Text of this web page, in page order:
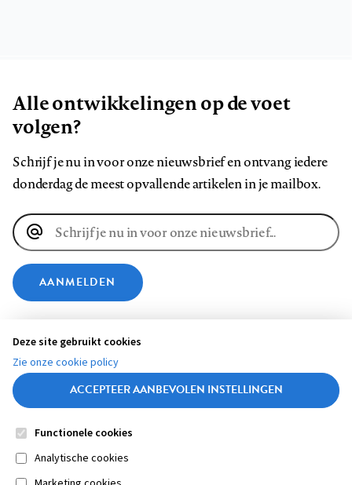
Alle ontwikkelingen op de voet
volgen?
Schrijf je nu in voor onze nieuwsbrief en ontvang iedere
donderdag de meest opvallende artikelen in je mailbox.
E-
mailadres
AANMELDEN
VOLG ONS OP
ons
op
Facebook
Volg
ons
op
LinkedIn
Volg
ons
op
Bluesky
Volg
ons
Volg
ons
Volg
ons
Footer
Contact Colofon Disclaimer
Deze site gebruikt cookies
Zie onze cookie policy
ACCEPTEER AANBEVOLEN INSTELLINGEN
Functionele cookies
Analytische cookies